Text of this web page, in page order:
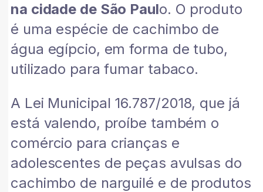
na cidade de São Paulo. O produto
é uma espécie de cachimbo de
água egípcio, em forma de tubo,
utilizado para fumar tabaco.
A Lei Municipal 16.787/2018, que já
está valendo, proíbe também o
comércio para crianças e
adolescentes de peças avulsas do
cachimbo de narguilé e de produtos